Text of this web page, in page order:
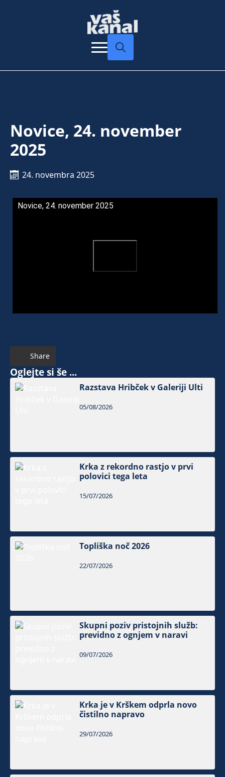
Novice, 24. november
2025
24. novembra 2025
Novice, 24. november 2025
Share
Oglejte si še ...
Razstava Hribček v Galeriji Ulti
05/08/2026
Krka z rekordno rastjo v prvi
polovici tega leta
15/07/2026
Topliška noč 2026
22/07/2026
Skupni poziv pristojnih služb:
previdno z ognjem v naravi
09/07/2026
Krka je v Krškem odprla novo
čistilno napravo
29/07/2026